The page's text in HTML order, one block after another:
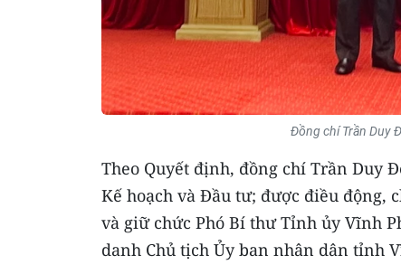
Đồng chí Trần Duy
Theo Quyết định, đồng chí Trần Duy
Kế hoạch và Đầu tư; được điều động,
và giữ chức Phó Bí thư Tỉnh ủy Vĩnh
danh Chủ tịch Ủy ban nhân dân tỉnh